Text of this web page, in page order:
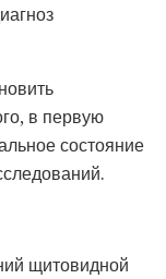
в первую
состояние
щитовидной